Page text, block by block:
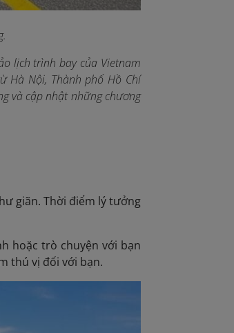
lịch trình bay của Vietnam
Hà Nội, Thành phố Hồ Chí
và cập nhật những chương
giãn. Thời điểm lý tưởng
hoặc trò chuyện với bạn
thú vị đối với bạn.